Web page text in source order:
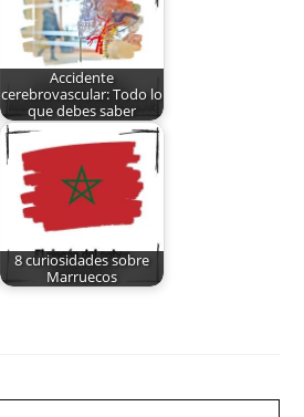
Accidente
cerebrovascular: Todo lo
que debes saber
8 curiosidades sobre
Marruecos